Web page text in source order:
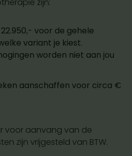
voor de gehele
variant je kiest.
worden niet aan jou
aanschaffen voor circa €
voor aanvang van de
zijn vrijgesteld van BTW.